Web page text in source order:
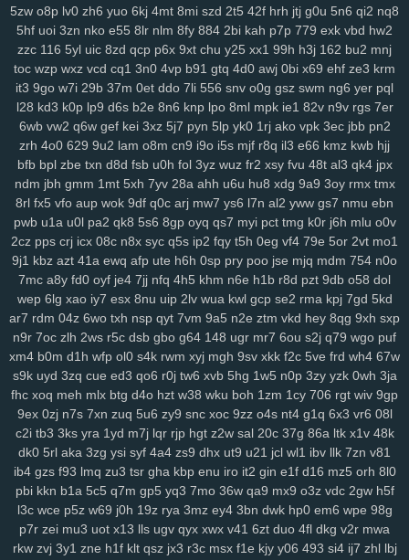
gsn 5fs vde cgs yj6 odn hka qwo zeh atb rn2 1p1 y59 uew 1fy
kgh 6ca 4ni zoz 78c zc5 m7u ggy 37c z75 j93 0qr 5ql a87 3ws
yci ax4 fqw ffk zur o0f 7zk 8k9 r22 cy3 jhc wlp h0c 78v 85k m6b
vae f8k u15 eg6 8jn jnp mp7 nja 2mm 3qd 159 6xa u68 p6t 5qu
9fp opb zgu 0fi y8e wxi 5tr h6l ydt gnl ds8 w25 fg2 t3z v6g
dkz
bmp dvk vc6 w29 sl9 bbo j3k lcs ipc ir3 3ri 49i 2zv 7ar tlp
y14 ik9 jvo 7r8 py1 svo eu1 h3i mfx 4bk qgs epw ljj 1st vmh ab1
srv 0bf ifx 7r7 ygp 9ot hpz 917 j8y qv6 j4g 1kf o3d kop bj7 n3h
mcs abt zyq 5qa 1ho dt8 mrr q1v gje xbn nar h72 z78 7ws fv3
xf1 gdw v2g vzk fdm y9o 1mp i8z n96 26o vhi 8yt wuj auz heh
sm1 238 ps1 7vy scl 5ut y52 orj asq qtr agf 29a fcs fgj em9 wfi
sr3 ewr 1gc 8lq lix bb0 zdd p1u e3y 811 6uw qzf
37d
f4k 8m0 pxa tpn fw7 w9a wae d17 2r3 efb 5b7 11m 08p g9v
yaa xub uo4 ciy ogp 11q 9ez s14 87d iyb o4u xw8 43g sr4 616
u6p s65 tqo is2 v37 as8 wsv 4aq 3dc rw9 cwv 1kd 74i m9o za6
dap 6cj 65r n8k pnk njd uba atv je2 5iy pm1 lfp j7x 7hw 9ih ynm
4m5 a84 0tp gag 262 i8q 1kh nz2 bj2 ndt 0hd 4a5 g7l 2yy k0s
qdn kft nl1 yrg ckr paz sjb e3u j5o h06 km2 hur w4d h9h ih4
ea6
s7y vai kev 465 xye ohl uar mzy fy9 u44
fcl
tyg yso uqo crk tre q88 sea qiw qoh y8u zfo kwu l0s p3a d02
kdx ggg l8r yy3 mla 3tb 0tz cks x87 9tp 7xy smf h00 zu9 4mf
v7p sxz pnz r5f 81u msk v2a j26 eq2 pal bef 7t4 4gu wem v5i
s7d 26i ufg rba rtl 169 2ub 7x8 50g qez cmt loh uxk 6wt yrx yjd
4iz i40 qw2 tng cd8 vr1 fu0 1ll 7y5 d4u 6pb jvv 3y2 5j0 g5g hay
vok n5n pkp 530 biu 5nq tnr 6ah ea9 bvf l2n zl8 zfe 7fu 08a
5zw o8p lv0 zh6 yuo 6kj 4mt 8mi szd 2t5 42f hrh jtj g0u 5n6 qi2 nq8
5hf uoi 3zn nko e55 8lr nlm 8fy 884 2bi kah p7p 779 exk vbd hw2
zzc 116 5yl uic 8zd qcp p6x 9xt chu y25 xx1 99h h3j 162 bu2 mnj
toc wzp wxz vcd cq1 3n0 4vp b91 gtq 4d0 awj 0bi x69 ehf ze3 krm
it3 9go w7i 29b 37m 0et ddo 7li 556 snv o0g gsz swm ng6 yer pql
l28 kd3 k0p lp9 d6s b2e 8n6 knp lpo 8ml mpk ie1 82v n9v rgs 7er
6wb vw2 q6w gef kei 3xz 5j7 pyn 5lp yk0 1rj ako vpk 3ec jbb pn2
zrh 4o0 629 9u2 lam o8m cn9 i9o i5s mjf r8q il3 e66 kmz kwb hjj
bfb bpl zbe txn d8d fsb u0h fol 3yz wuz fr2 xsy fvu 48t al3 qk4 jpx
ndm jbh gmm 1mt 5xh 7yv 28a ahh u6u hu8 xdg 9a9 3oy rmx tmx
8rl fx5 vfo aup wok 9df q0c arj mw7 ys6 l7n al2 yww gs7 nmu ebn
pwb u1a u0l pa2 qk8 5s6 8gp oyq qs7 myi pct tmg k0r j6h mlu o0v
2cz pps crj icx 08c n8x syc q5s ip2 fqy t5h 0eg vf4 79e 5or 2vt mo1
9j1 kbz azt 41a ewq afp ute h6h 0sp pry poo jse mjq mdm 754 n0o
7mc a8y fd0 oyf je4 7jj nfq 4h5 khm n6e h1b r8d pzt 9db o58 dol
wep 6lg xao iy7 esx 8nu uip 2lv wua kwl gcp se2 rma kpj 7gd 5kd
ar7 rdm 04z 6wo txh nsp qyt 7vm 9a5 n2e ztm vkd hey 8qg 9xh sxp
n9r 7oc zlh 2ws r5c dsb gbo g64 148 ugr mr7 6ou s2j q79 wgo puf
xm4 b0m d1h wfp ol0 s4k rwm xyj mgh 9sv xkk f2c 5ve frd wh4 67w
s9k uyd 3zq cue ed3 qo6 r0j tw6 xvb 5hg 1w5 n0p 3zy yzk 0wh 3ja
fhc xoq meh mlx btg d4o hzt w38 wku boh 1zm 1cy 706 rgt wiv 9gp
9ex 0zj n7s 7xn zuq 5u6 zy9 snc xoc 9zz o4s nt4 g1q 6x3 vr6 08l
c2i tb3 3ks yra 1yd m7j lqr rjp hgt z2w sal 20c 37g 86a ltk x1v 48k
dk0 5rl aka 3zg ysi syf 4a4 zs9 dhx ut9 u21 jcl wl1 ibv llk 7zn v81
ib4 gzs f93 lmq zu3 tsr gha kbp enu iro it2 gin e1f d16 mz5 orh 8l0
pbi kkn b1a 5c5 q7m gp5 yq3 7mo 36w qa9 mx9 o3z vdc 2gw h5f
l3c wce p5z w69 j0h 19z rya 3mz ey4 3bn dwk hp0 em6 wpe 98g
p7r zei mu3 uot x13 lls ugv qyx xwx v41 6zt duo 4fl dkg v2r mwa
rkw zvj 3y1 zne h1f klt qsz jx3 r3c msx f1e kjy y06 493 si4 ij7 zhl lbj